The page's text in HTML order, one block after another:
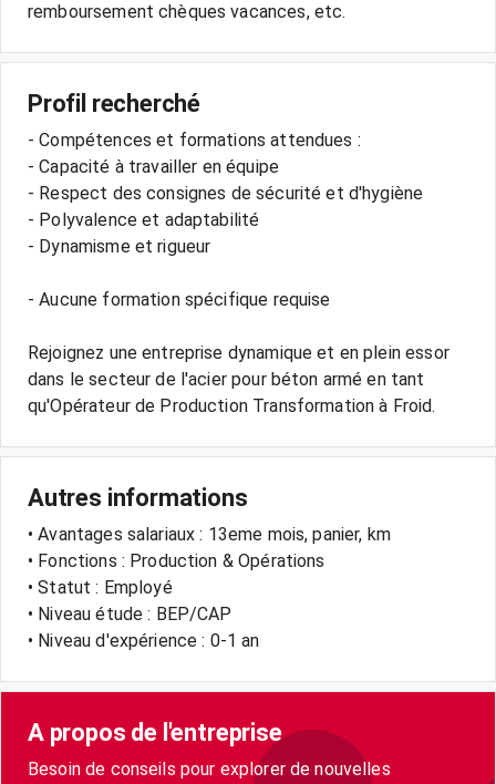
Profil recherché
- Compétences et formations attendues :
- Capacité à travailler en équipe
- Respect des consignes de sécurité et d'hygiène
- Polyvalence et adaptabilité
- Dynamisme et rigueur
- Aucune formation spécifique requise
Rejoignez une entreprise dynamique et en plein essor
dans le secteur de l'acier pour béton armé en tant
Autres informations
• Avantages salariaux : 13eme mois, panier, km
• Fonctions : Production & Opérations
• Statut : Employé
• Niveau étude : BEP/CAP
• Niveau d'expérience : 0-1 an
A propos de l'entreprise
Besoin de conseils pour explorer de nouvelles